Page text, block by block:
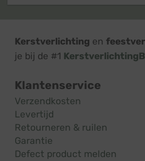
Kerstverlichting en
je bij de #1
Klantenservice
Verzendkosten
Levertijd
Retourneren & ruilen
Garantie
Defect product melden